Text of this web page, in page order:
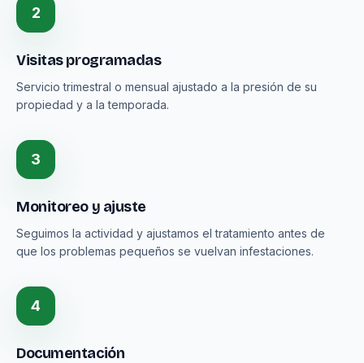
2
Visitas programadas
Servicio trimestral o mensual ajustado a la presión de su
propiedad y a la temporada.
3
Monitoreo y ajuste
Seguimos la actividad y ajustamos el tratamiento antes de
que los problemas pequeños se vuelvan infestaciones.
4
Documentación